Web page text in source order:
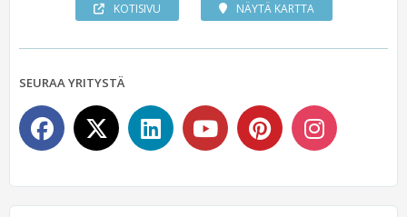
KOTISIVU NÄYTÄ KARTTA
SEURAA YRITYSTÄ